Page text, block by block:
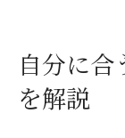
自分に
を解説